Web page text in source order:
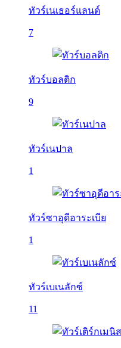
ทัวร์เนเธอร์แลนด์
7
ทัวร์บอลติก
9
ทัวร์เนปาล
1
ทัวร์ซาอุดีอาระเบีย
1
ทัวร์เบเนลักซ์
11